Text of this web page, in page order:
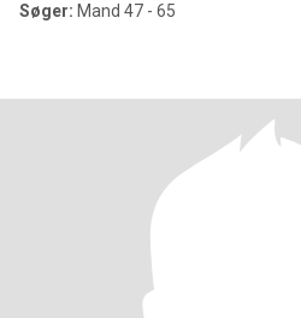
Søger: Mand 47 - 65